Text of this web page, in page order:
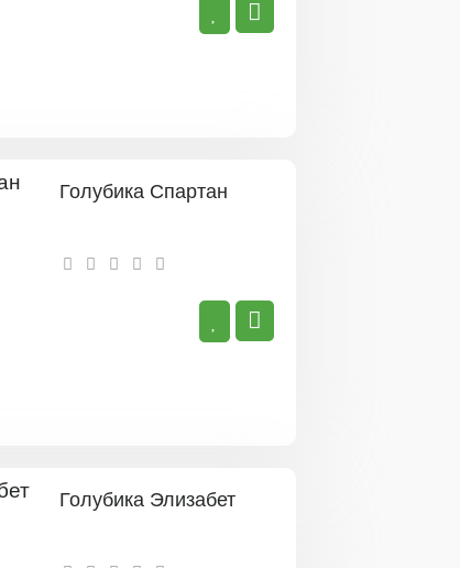
Голубика Спартан
Голубика Элизабет